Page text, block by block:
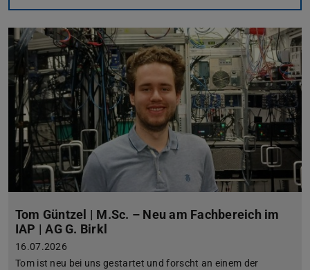
Tom Güntzel | M.Sc. – Neu am Fachbereich im
IAP | AG G. Birkl
16.07.2026
Tom ist neu bei uns gestartet und forscht an einem der